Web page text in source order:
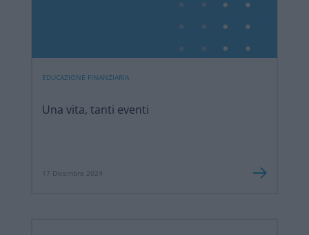
EDUCAZIONE FINANZIARIA
Una vita, tanti eventi
17 Dicembre 2024